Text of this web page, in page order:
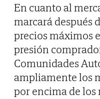
En cuanto al
marcará después
precios máximos
presión
Comunidades
ampliamente los
por encima de los